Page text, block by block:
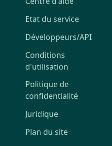
Etat du service
Développeurs/API
Conditions
d'utilisation
Politique de
confidentialité
Juridique
Plan du site